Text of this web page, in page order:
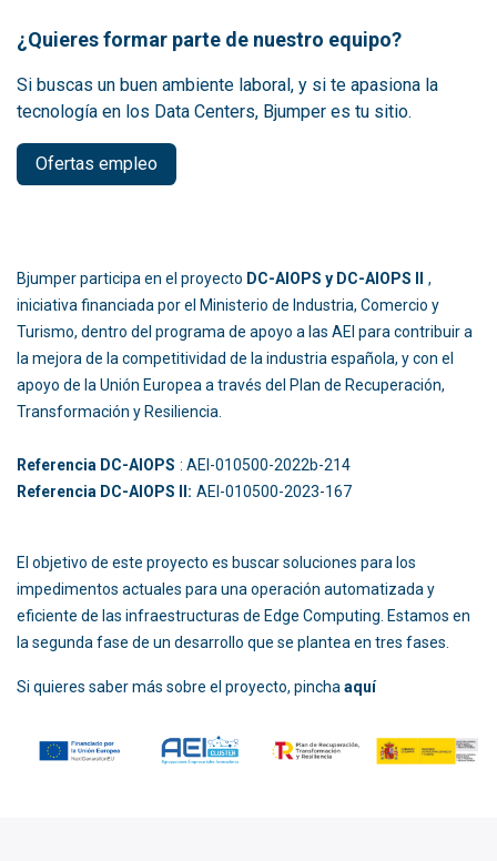
¿Quieres formar parte de nuestro equipo?
Si buscas un buen ambiente laboral, y si te apasiona la
tecnología en los Data Centers, Bjumper es tu sitio.
Ofertas empleo
Bjumper participa en el proyecto DC-AIOPS y DC-AIOPS II
,
iniciativa financiada por el Ministerio de Industria, Comercio y
Turismo, dentro del programa de apoyo a las AEI para contribuir a
la mejora de la competitividad de la industria española, y con el
apoyo de la Unión Europea a través del Plan de Recuperación,
Transformación y Resiliencia.
Referencia DC-AIOPS : AEI-010500-2022b-214
Referencia DC-AIOPS II: AEI-010500-2023-167
El objetivo de este proyecto es buscar soluciones para los
impedimentos actuales para una operación automatizada y
eficiente de las infraestructuras de Edge Computing. Estamos en
la segunda fase de un desarrollo que se plantea en tres fases.
Si quieres saber más sobre el proyecto, pincha aquí